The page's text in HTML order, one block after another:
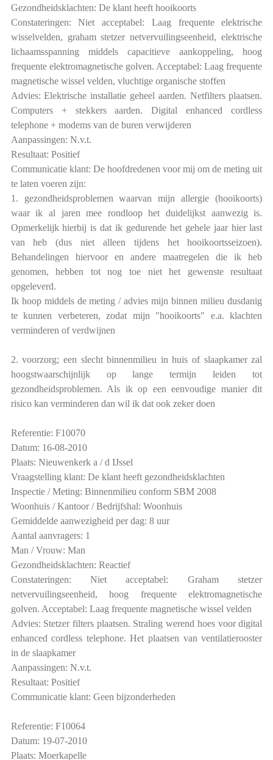
Gezondheidsklachten: De klant heeft hooikoorts
Constateringen: Niet acceptabel: Laag frequente elektrische
wisselvelden, graham stetzer netvervuilingseenheid, elektrische
lichaamsspanning middels capacitieve aankoppeling, hoog
frequente elektromagnetische golven. Acceptabel: Laag frequente
magnetische wissel velden, vluchtige organische stoffen
Advies: Elektrische installatie geheel aarden. Netfilters plaatsen.
Computers + stekkers aarden. Digital enhanced cordless
telephone + modems van de buren verwijderen
Aanpassingen: N.v.t.
Resultaat: Positief
Communicatie klant: De hoofdredenen voor mij om de meting uit
te laten voeren zijn:
1. gezondheidsproblemen waarvan mijn allergie (hooikoorts)
waar ik al jaren mee rondloop het duidelijkst aanwezig is.
Opmerkelijk hierbij is dat ik gedurende het gehele jaar hier last
van heb (dus niet alleen tijdens het hooikoortsseizoen).
Behandelingen hiervoor en andere maatregelen die ik heb
genomen, hebben tot nog toe niet het gewenste resultaat
opgeleverd.
Ik hoop middels de meting / advies mijn binnen milieu dusdanig
te kunnen verbeteren, zodat mijn "hooikoorts" e.a. klachten
verminderen of verdwijnen
2. voorzorg; een slecht binnenmilieu in huis of slaapkamer zal
hoogstwaarschijnlijk op lange termijn leiden tot
gezondheidsproblemen. Als ik op een eenvoudige manier dit
risico kan verminderen dan wil ik dat ook zeker doen
Referentie: F10070
Datum: 16-08-2010
Plaats: Nieuwenkerk a / d IJssel
Vraagstelling klant: De klant heeft gezondheidsklachten
Inspectie / Meting: Binnenmilieu conform SBM 2008
Woonhuis / Kantoor / Bedrijfshal: Woonhuis
Gemiddelde aanwezigheid per dag: 8 uur
Aantal aanvragers: 1
Man / Vrouw: Man
Gezondheidsklachten: Reactief
Constateringen: Niet acceptabel: Graham stetzer
netvervuilingseenheid, hoog frequente elektromagnetische
golven. Acceptabel: Laag frequente magnetische wissel velden
Advies: Stetzer filters plaatsen. Straling werend hoes voor digital
enhanced cordless telephone. Het plaatsen van ventilatierooster
in de slaapkamer
Aanpassingen: N.v.t.
Resultaat: Positief
Communicatie klant: Geen bijzonderheden
Referentie: F10064
Datum: 19-07-2010
Plaats: Moerkapelle